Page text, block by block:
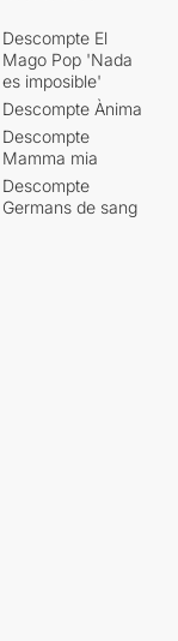
Descompte El
Mago Pop 'Nada
es imposible'
Descompte Ànima
Descompte
Mamma mia
Descompte
Germans de sang